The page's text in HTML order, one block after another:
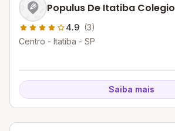
Populus De Itatiba Colegio
4.9 (3)
Centro - Itatiba - SP
Saiba mais